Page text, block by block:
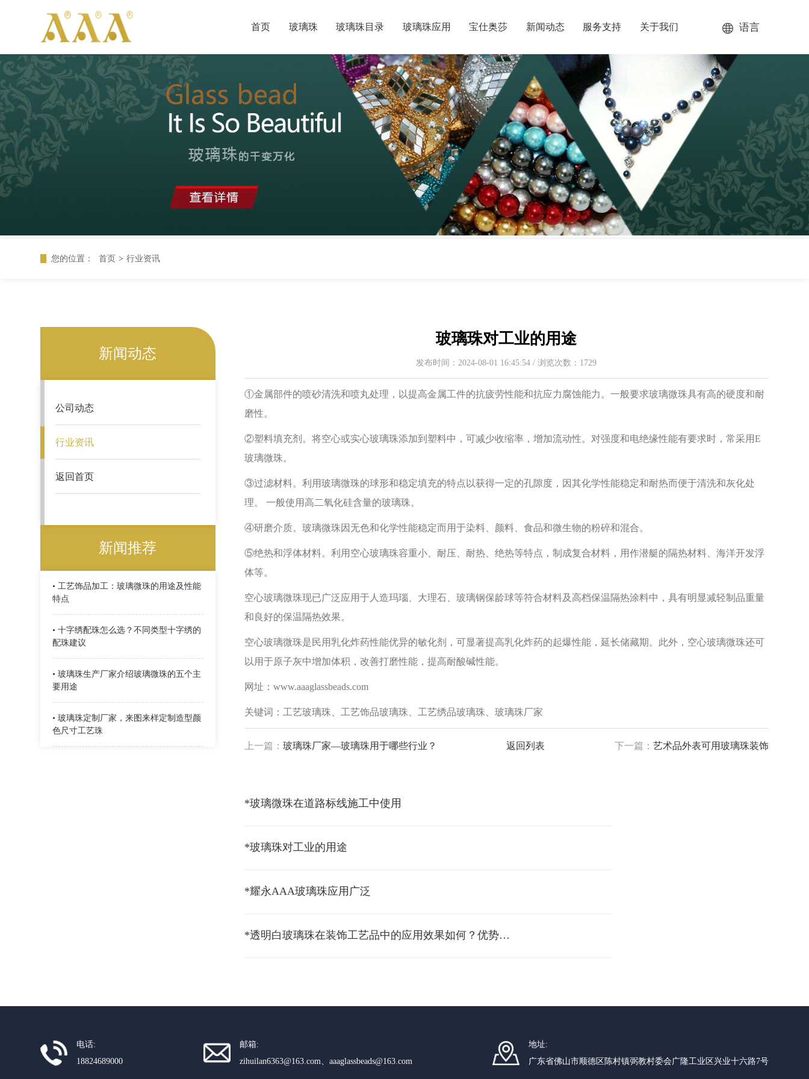
首页 玻璃珠 玻璃珠目录 玻璃珠应用 宝仕奥莎 新闻动态 服务支持 关于我们 语言
您的位置： 首页 > 行业资讯
新闻动态
公司动态
行业资讯
返回首页
新闻推荐
• 工艺饰品加工：玻璃微珠的用途及性能
特点
• 十字绣配珠怎么选？不同类型十字绣的
配珠建议
• 玻璃珠生产厂家​介绍玻璃微珠的五个主
要用途
• 玻璃珠定制厂家，来图来样定制造型颜
色尺寸工艺珠
玻璃珠对工业的用途
发布时间：2024-08-01 16:45:54 / 浏览次数：1729
①金属部件的喷砂清洗和喷丸处理，以提高金属工件的抗疲劳性能和抗应力腐蚀能力。一般要求玻璃微珠具有高的硬度和耐
磨性。
②塑料填充剂。将空心或实心玻璃珠添加到塑料中，可减少收缩率，增加流动性。对强度和电绝缘性能有要求时，常采用E
玻璃微珠。
③过滤材料。利用玻璃微珠的球形和稳定填充的特点以获得一定的孔隙度，因其化学性能稳定和耐热而便于清洗和灰化处
理。 一般使用高二氧化硅含量的玻璃珠。
④研磨介质。玻璃微珠因无色和化学性能稳定而用于染料、颜料、食品和微生物的粉碎和混合。
⑤绝热和浮体材料。利用空心玻璃珠容重小、耐压、耐热、绝热等特点，制成复合材料，用作潜艇的隔热材料、海洋开发浮
体等。
空心玻璃微珠现已广泛应用于人造玛瑙、大理石、玻璃钢保龄球等符合材料及高档保温隔热涂料中，具有明显减轻制品重量
和良好的保温隔热效果。
空心玻璃微珠是民用乳化炸药性能优异的敏化剂，可显著提高乳化炸药的起爆性能，延长储藏期。此外，空心玻璃微珠还可
以用于原子灰中增加体积，改善打磨性能，提高耐酸碱性能。
网址：www.aaaglassbeads.com
关键词：工艺玻璃珠、工艺饰品玻璃珠、工艺绣品玻璃珠、玻璃珠厂家
上一篇： 玻璃珠厂家—玻璃珠用于哪些行业？ 返回列表 下一篇： 艺术品外表可用玻璃珠装饰
*玻璃微珠在道路标线施工中使用
*玻璃珠对工业的用途
*耀永AAA玻璃珠应用广泛
*透明白玻璃珠在装饰工艺品中的应用效果如何？优势解析
电话:
18824689000
邮箱:
zihuilan6363@163.com、aaaglassbeads@163.com
地址:
广东省佛山市顺德区陈村镇弼教村委会广隆工业区兴业十六路7号